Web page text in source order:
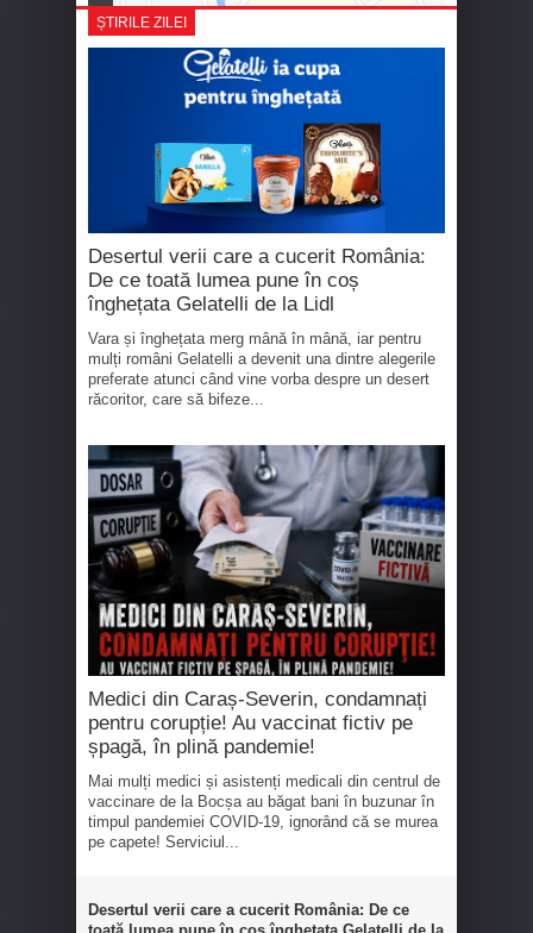
ȘTIRILE ZILEI
Desertul verii care a cucerit România:
De ce toată lumea pune în coș
înghețata Gelatelli de la Lidl
Vara și înghețata merg mână în mână, iar pentru
mulți români Gelatelli a devenit una dintre alegerile
preferate atunci când vine vorba despre un desert
răcoritor, care să bifeze...
Medici din Caraș-Severin, condamnați
pentru corupție! Au vaccinat fictiv pe
șpagă, în plină pandemie!
Mai mulți medici și asistenți medicali din centrul de
vaccinare de la Bocșa au băgat bani în buzunar în
timpul pandemiei COVID-19, ignorând că se murea
pe capete! Serviciul...
Desertul verii care a cucerit România: De ce